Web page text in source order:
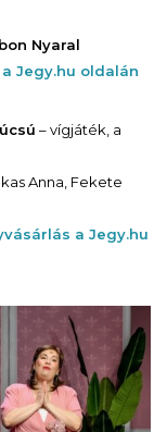
Nyaral
Jegy.hu oldalán
– vígjáték, a
Anna, Fekete
a Jegy.hu